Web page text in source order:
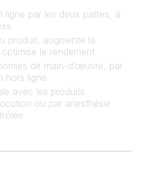
ligne par les deux pattes, à
produit, augmente la
le rendement
de main-d’œuvre, par
hors ligne
avec les produits
ou par anesthésie